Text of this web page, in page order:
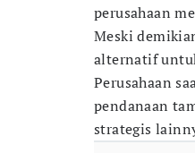
perusahaan
Meski
alternatif
Perusahaan
pendanaan
strategis